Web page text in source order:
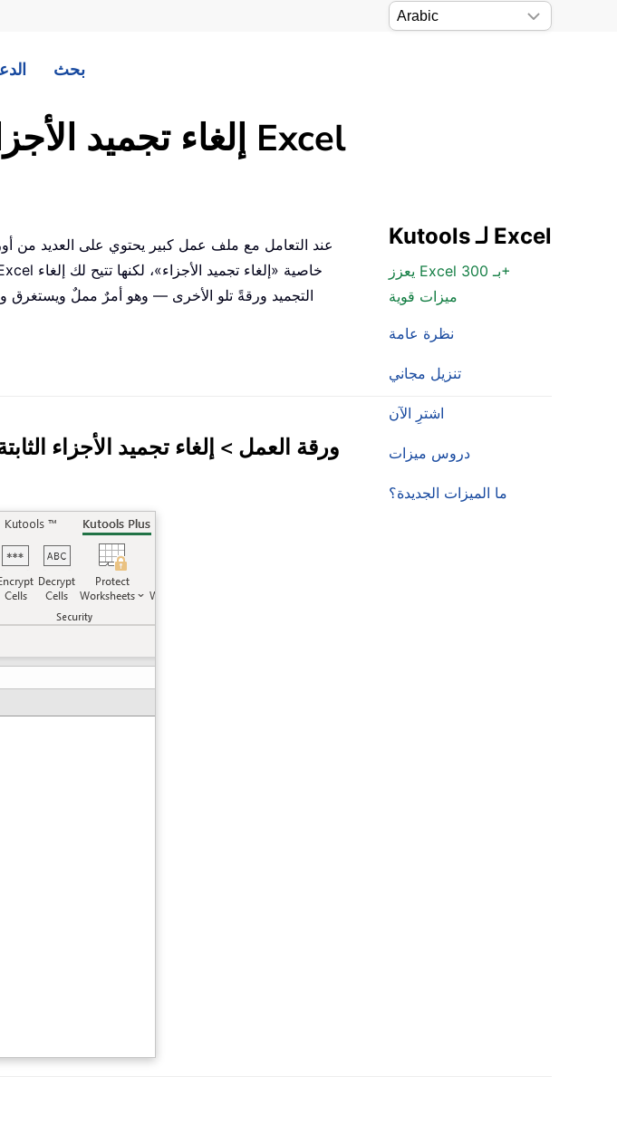
بحث
إلغاء تجميد الأجزاء بسرعة في أوراق عمل متعددة في Excel
Kutools لـ Excel
يعزز Excel بـ 300+
ميزات قوية
نظرة عامة
تنزيل مجاني
اشترِ الآن
دروس ميزات
ما الميزات الجديدة؟
عند التعامل مع ملف عمل كبير يحتوي على العديد من
التجميد ورقةً تلو الأخرى — وهو أمرٌ مملٌ ويستغرق
ورقة العمل > إلغاء تجميد الأجزاء